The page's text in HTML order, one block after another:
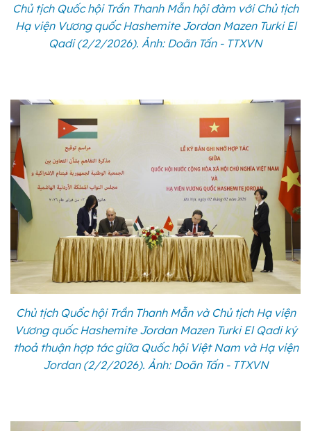
Chủ tịch Quốc hội Trần Thanh Mẫn hội đàm với Chủ tịch
Hạ viện Vương quốc Hashemite Jordan Mazen Turki El
Qadi (2/2/2026). Ảnh: Doãn Tấn - TTXVN
Chủ tịch Quốc hội Trần Thanh Mẫn và Chủ tịch Hạ viện
Vương quốc Hashemite Jordan Mazen Turki El Qadi ký
thoả thuận hợp tác giữa Quốc hội Việt Nam và Hạ viện
Jordan (2/2/2026). Ảnh: Doãn Tấn - TTXVN